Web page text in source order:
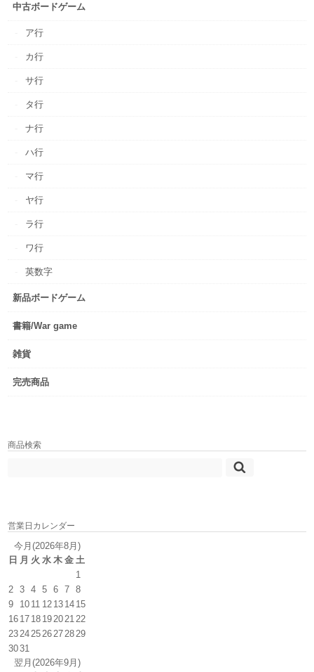
中古ボードゲーム
ア行
カ行
サ行
タ行
ナ行
ハ行
マ行
ヤ行
ラ行
ワ行
英数字
新品ボードゲーム
書籍/War game
雑貨
完売商品
商品検索
営業日カレンダー
今月(2026年8月)
日 月 火 水 木 金 土
1
2
3 4 5 6 7
8
9
10 11 12 13 14 15
16 17 18 19 20 21 22
23 24 25 26 27 28 29
3031
翌月(2026年9月)